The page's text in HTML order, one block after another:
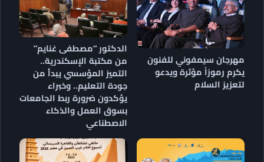
مهرجان سيمفوني للفنون
يكرم رموزاً مؤثرة ويدعو
لتعزيز السلام
الدكتور “مصطفى غنايم”
من مكتبة الإسكندرية..
التميز المؤسسي يبدأ من
جودة التعليم.. وخبراء
يؤكدون ضرورة ربط الجامعات
بسوق العمل والذكاء
الاصطناعي